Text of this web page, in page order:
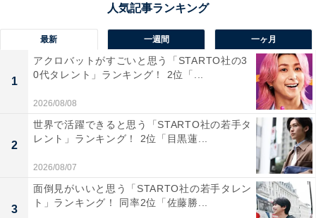
湖・奥入瀬渓流ドライブ」です。十和田湖や奥入瀬渓流
は、紅葉の名所でもあります。
十和田湖は冬でも凍結しないことから「神秘の湖」とも
呼ばれ、湖畔にあるパワースポットの「十和田神社」も
有名。奥入瀬渓流は国の天然記念物にも指定され、滝や
岩など見どころが豊富です。
回答コメントでは「綺麗な渓谷が見れそう」（20代女性
／青森県）、「湖面に写る紅葉の風景も美しそうだか
ら」（40代女性／神奈川県）、「滝と紅葉に癒やされ
最新 一週間 一ヶ月
1
アクロバットがすごいと思う「STARTO社の3
0代タレント」ランキング！ 2位「...
2026/08/08
2
世界で活躍できると思う「STARTO社の若手タ
レント」ランキング！ 2位「目黒蓮...
2026/08/07
3
面倒見がいいと思う「STARTO社の若手タレン
ト」ランキング！ 同率2位「佐藤勝...